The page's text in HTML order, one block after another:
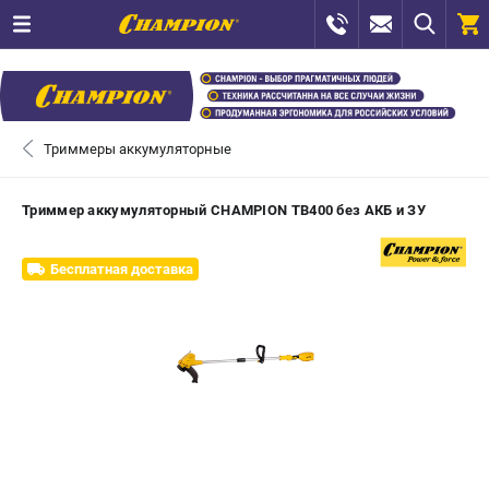
ВХОД ИЛИ РЕГИСТРАЦИЯ
0
Триммеры аккумуляторные
Триммер аккумуляторный CHAMPION TB400 без АКБ и ЗУ
Бесплатная доставка